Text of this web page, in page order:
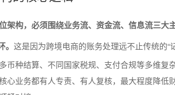
架构，必须围绕业务流、资金流、信息流三大
这是因为跨境电商的账务处理远不止传统的“
币种结算、不同国家税规、支付合规等多维复
心业务都有人专责、有人复核，最大程度降低